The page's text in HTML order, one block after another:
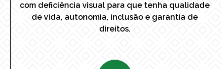
com deficiência visual para que tenha qualidade
de vida, autonomia, inclusão e garantia de
direitos.